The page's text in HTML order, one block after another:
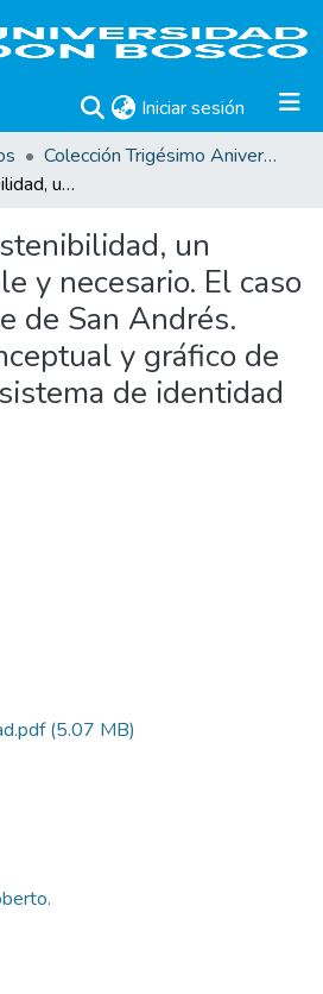
Iniciar sesión (current)
Colección Trigésimo Aniversario
Branding y sostenibilidad, un binomio posible y necesario. El caso de Opico-Valle de San Andrés. Desarrollo conceptual y gráfico de la marca y su sistema de identidad visual.
un
y necesario. El caso
de San Andrés.
y gráfico de
de identidad
(5.07 MB)